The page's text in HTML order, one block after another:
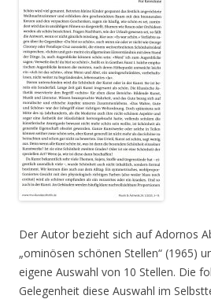
Der Autor bezieht sich auf Adornos
„ominösen schönen Stellen“ (1965)
eigene Auswahl von 10 Stellen. Die
Gelegenheit diese Auswahl im